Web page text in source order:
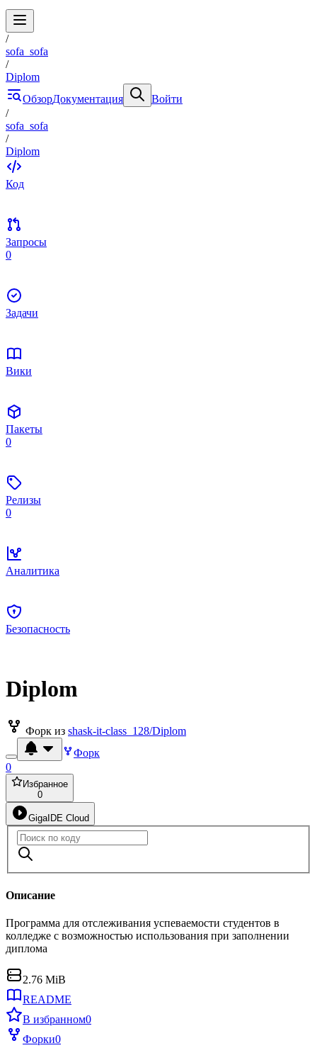
/
sofa_sofa
/
Diplom
ОбзорДокументация
Войти
/
sofa_sofa
/
Diplom
Код
Запросы
0
Задачи
Вики
Пакеты
0
Релизы
0
Аналитика
Безопасность
Diplom
Форк из shask-it-class_128/Diplom
Форк
0
Избранное
0
GigaIDE Cloud
Описание
Программа для отслеживания успеваемости студентов в
колледже с возможностью использования при заполнении
диплома
2.76 MiB
README
В избранном0
Форки0